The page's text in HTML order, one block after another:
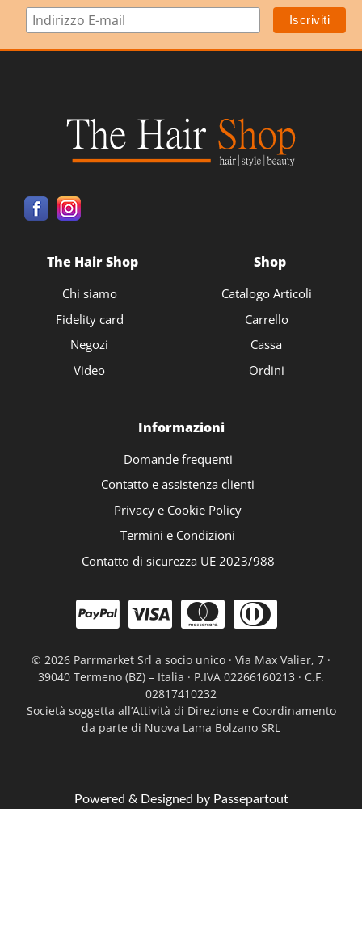
The Hair Shop
Chi siamo
Fidelity card
Negozi
Video
Shop
Catalogo Articoli
Carrello
Cassa
Ordini
Informazioni
Domande frequenti
Contatto e assistenza clienti
Privacy e Cookie Policy
Termini e Condizioni
Contatto di sicurezza UE 2023/988
© 2026 Parrmarket Srl a socio unico · Via Max Valier, 7 ·
39040 Termeno (BZ) – Italia · P.IVA 02266160213 · C.F.
02817410232
Società soggetta all’Attività di Direzione e Coordinamento
da parte di Nuova Lama Bolzano SRL
Powered & Designed by Passepartout